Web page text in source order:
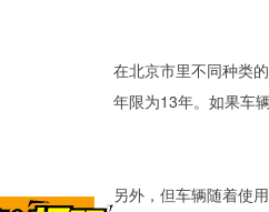
在北京市里不同种类
年限为13年。如果车
另外，但车辆随着使